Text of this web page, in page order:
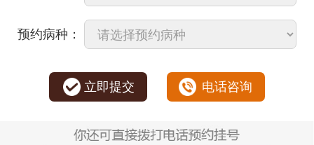
预约病种：
立即提交 电话咨询